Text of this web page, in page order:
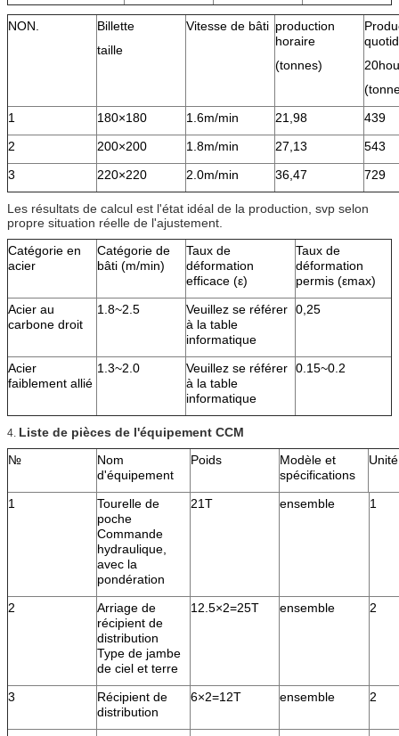
NON.
Billette
taille
Vitesse de bâti production
horaire
(tonnes)
1
180×180 1.6m/min 21,98
439
2
200×200 1.8m/min 27,13
543
3
220×220 2.0m/min 36,47 729
Les résultats de calcul est l'état idéal de la production, svp selon
propre situation réelle de l'ajustement.
Catégorie en
acier
Catégorie de
bâti (m/min)
Taux de
déformation
efficace (ε)
Taux de
déformation
permis (εmax)
Acier au
carbone droit
1.8~2.5
Veuillez se référer
à la table
informatique
0,25
Acier
faiblement allié
1.3~2.0
Veuillez se référer
à la table
informatique
0.15~0.2
4. Liste de pièces de l'équipement CCM
№
Nom
d'équipement
Poids
Modèle et
spécifications
Unité
1
Tourelle de
poche
Commande
hydraulique,
avec la
pondération
21T ensemble 1
2
Arriage de
récipient de
distribution
Type de jambe
de ciel et terre
12.5×2=25T ensemble 2
3
Récipient de
distribution
6×2=12T ensemble 2